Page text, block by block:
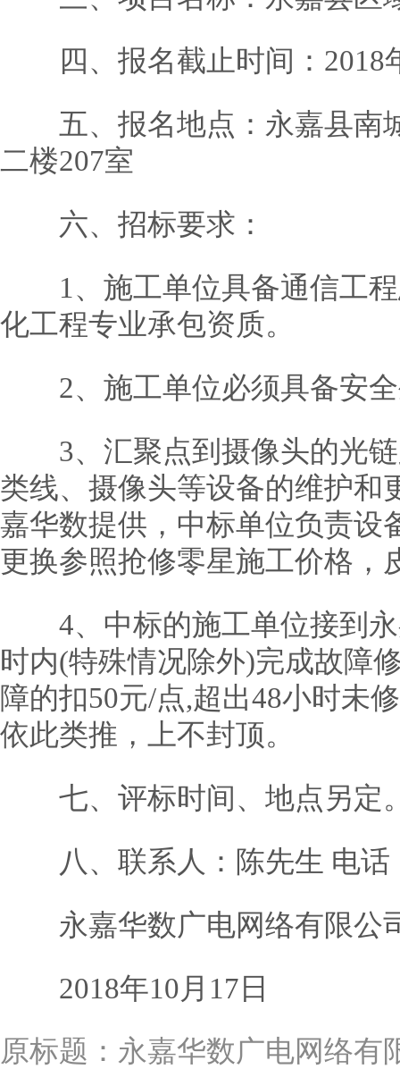
四、报名截止时间：2018
五、报名地点：永嘉县南
二楼207室
六、招标要求：
1、施工单位具备通信工程
化工程专业承包资质。
2、施工单位必须具备安全
3、汇聚点到摄像头的光链
类线、摄像头等设备的维护和
嘉华数提供，中标单位负责设
更换参照抢修零星施工价格，
4、中标的施工单位接到永
时内(特殊情况除外)完成故障
障的扣50元/点,超出48小时未
依此类推，上不封顶。
七、评标时间、地点另定
八、联系人：陈先生 电话
永嘉华数广电网络有限公
2018年10月17日
原标题： 永嘉华数广电网络有